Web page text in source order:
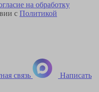
на обработку
с Политикой
связь Написать